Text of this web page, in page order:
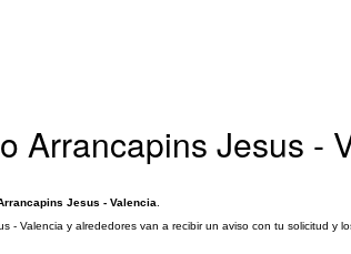
Arrancapins Jesus -
Jesus - Valencia
- Valencia y alrededores van a recibir un aviso con tu solicitud